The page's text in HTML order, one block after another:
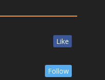
Like
Follow